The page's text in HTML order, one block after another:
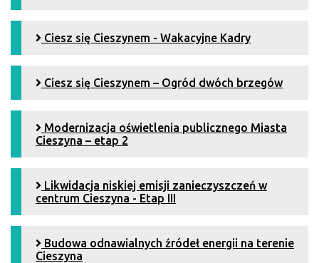
Ciesz się Cieszynem - Wakacyjne Kadry
Ciesz się Cieszynem – Ogród dwóch brzegów
Modernizacja oświetlenia publicznego Miasta
Cieszyna – etap 2
Likwidacja niskiej emisji zanieczyszczeń w
centrum Cieszyna - Etap III
Budowa odnawialnych źródeł energii na terenie
Cieszyna